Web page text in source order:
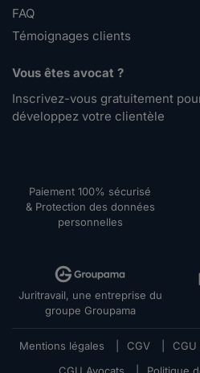
FAQ
Témoignages clients
Vous êtes avocat ?
Inscrivez-vous gratuitement
développez votre clientèle
Paiement 100% sécurisé
& Protection des données
personnelles
Juritravail, une entreprise du
groupe Groupama
Mentions légales CGV CGU